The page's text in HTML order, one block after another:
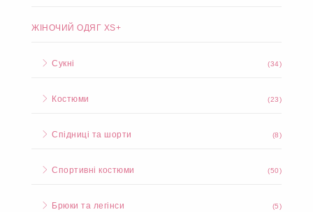
ЖІНОЧИЙ ОДЯГ XS+
Сукні (34)
Костюми (23)
Спідниці та шорти (8)
Спортивні костюми (50)
Брюки та легінси (5)